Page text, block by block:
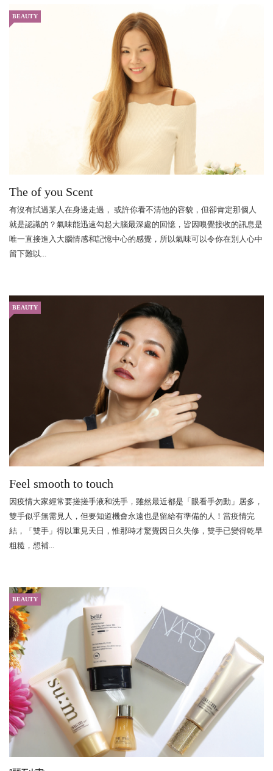
BEAUTY
The of you Scent
有沒有試過某人在身邊走過， 或許你看不清他的容貌，但卻肯定那個人
就是認識的？氣味能迅速勾起大腦最深處的回憶，皆因嗅覺接收的訊息是
唯一直接進入大腦情感和記憶中心的感覺，所以氣味可以令你在別人心中
留下難以...
BEAUTY
Feel smooth to touch
因疫情大家經常要搓搓手液和洗手，雖然最近都是「眼看手勿動」居多，
雙手似乎無需見人，但要知道機會永遠也是留給有準備的人！當疫情完
結，「雙手」得以重見天日，惟那時才驚覺因日久失修，雙手已變得乾旱
粗糙，想補...
BEAUTY